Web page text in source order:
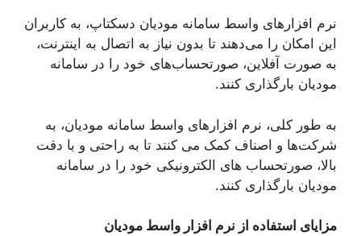
نرم افزارهای واسط سامانه مودیان دسکتاپ، به کاربران
این امکان را می‌دهند تا بدون نیاز به اتصال به اینترنت،
به صورت آفلاین، صورتحساب‌های خود را در سامانه
مودیان بارگذاری کنند.
به طور کلی، نرم افزارهای واسط سامانه مودیان، به
شرکت‌ها و اصناف کمک می ‌کنند تا به راحتی و با دقت
بالا، صورتحساب ‌های الکترونیکی خود را در سامانه
مودیان بارگذاری کنند.
مزایای استفاده از نرم افزار واسط مودیان